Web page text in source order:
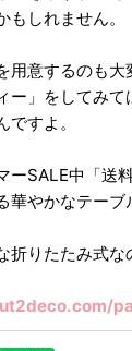
もしれません。
用意するのも
ー」をしてみ
すよ。
ーSALE中「送
華やかなテーブ
折りたたみ式